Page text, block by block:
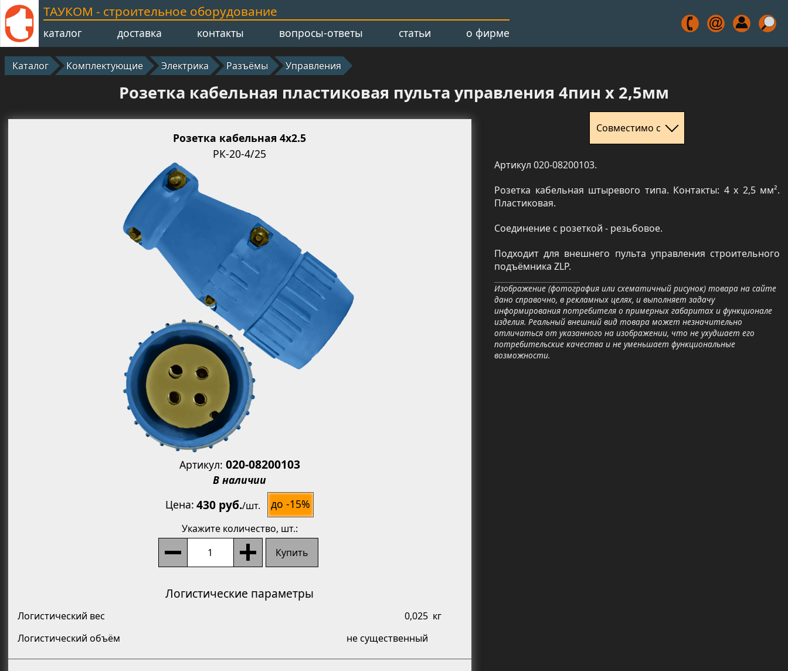
ТАУКОМ - строительное оборудование
каталог доставка контакты вопросы-ответы статьи о фирме
Каталог Комплектующие Электрика Разъёмы Управления
Розетка кабельная пластиковая пульта управления 4пин х 2,5мм
Розетка кабельная 4x2.5
РК-20-4/25
Увеличить
Артикул: 020-08200103
В наличии
Цена 430 руб./шт. до -15%
Укажите количество, шт.:
Купить
Логистические параметры
Логистический вес 0,025 кг
Логистический объём
не существенный
Совместимо с
Артикул 020-08200103.
Розетка кабельная штыревого типа. Контакты: 4 x 2,5 мм².
Пластиковая.
Соединение с розеткой - резьбовое.
Подходит для внешнего пульта управления строительного
подъёмника ZLP.
Изображение (фотография или схематичный рисунок) товара на сайте
дано справочно, в рекламных целях, и выполняет задачу
информирования потребителя о примерных габаритах и функционале
изделия. Реальный внешний вид товара может незначительно
отличаться от указанного на изображении, что не ухудшает его
потребительские качества и не уменьшает функциональные
возможности.